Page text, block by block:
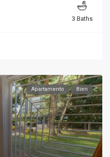
3 Baths
Apartamento Bien